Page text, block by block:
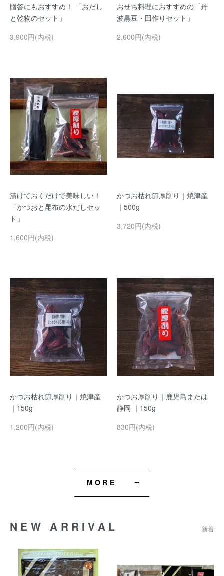
贈答にもおすすめ！ 「おだし
と乾物のセット」
3,900円(内税)
おせち料理におすすめの「丹
波黒豆・田作りセット」
2,600円(内税)
漬けておくだけで美味しい！
「かつおと昆布の水だしセッ
ト」
1,600円(内税)
かつお枯れ節厚削り｜焼津産
｜500g
3,720円(内税)
かつお枯れ節厚削り｜焼津産
｜150g
1,200円(内税)
かつお厚削り｜鹿児島または
静岡 ｜150g
830円(内税)
MORE
NEW ARRIVAL 新着